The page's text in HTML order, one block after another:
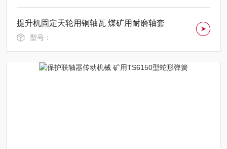
提升机固定天轮用铜轴瓦 煤矿用耐磨轴套
型号：